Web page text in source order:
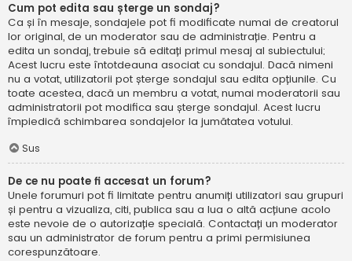
Cum pot edita sau șterge un sondaj?
Ca și în mesaje, sondajele pot fi modificate numai de creatorul
lor original, de un moderator sau de administrație. Pentru a
edita un sondaj, trebuie să editați primul mesaj al subiectului;
Acest lucru este întotdeauna asociat cu sondajul. Dacă nimeni
nu a votat, utilizatorii pot șterge sondajul sau edita opțiunile. Cu
toate acestea, dacă un membru a votat, numai moderatorii sau
administratorii pot modifica sau șterge sondajul. Acest lucru
împiedică schimbarea sondajelor la jumătatea votului.
Sus
De ce nu poate fi accesat un forum?
Unele forumuri pot fi limitate pentru anumiți utilizatori sau grupuri
și pentru a vizualiza, citi, publica sau a lua o altă acțiune acolo
este nevoie de o autorizație specială. Contactați un moderator
sau un administrator de forum pentru a primi permisiunea
corespunzătoare.